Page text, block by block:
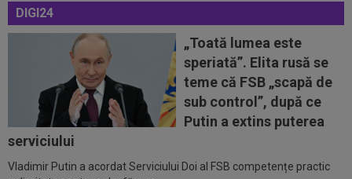
DIGI24
„Toată lumea este
speriată”. Elita rusă se
teme că FSB „scapă de
sub control”, după ce
Putin a extins puterea
serviciului
Vladimir Putin a acordat Serviciului Doi al FSB competențe practic
00:02 EXCLUSIV
Rapid a dat lovitura! Victor
Angelescu a anunțat transferul: "Foarte bun"
OFICIAL
Surpriză! Kevin Ciubotaru a semnat:
”Nu am putut rata această oportunitate”
00:00
Rușii îl provoacă pe David Popovici înaintea
Europenelor: ”Va pierde aurul!”...
00:46 VIDEO
Daniel Pancu a ”explodat”, după UTA -